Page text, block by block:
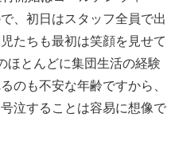
、初日はスタッフ全員で出
たちも最初は笑顔を見せて
ほとんどに集団生活の経験
のも不安な年齢ですから、
泣することは容易に想像で